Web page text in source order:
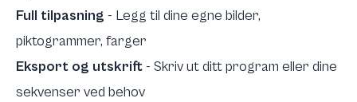
Full tilpasning - Legg til dine egne bilder,
piktogrammer, farger
Eksport og utskrift- Skriv ut ditt program eller dine
sekvenser ved behov